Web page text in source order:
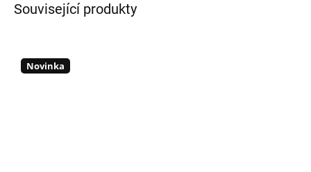
Související produkty
Novinka